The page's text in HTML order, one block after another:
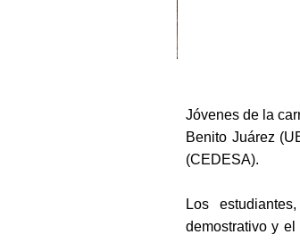
Jóvenes de la
Benito Juárez
(CEDESA).
Los
demostrativo y